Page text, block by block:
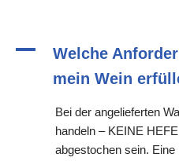
A
Welche
mein Wein
Bei der angelieferten
handeln – KEINE
abgestochen sein. Eine